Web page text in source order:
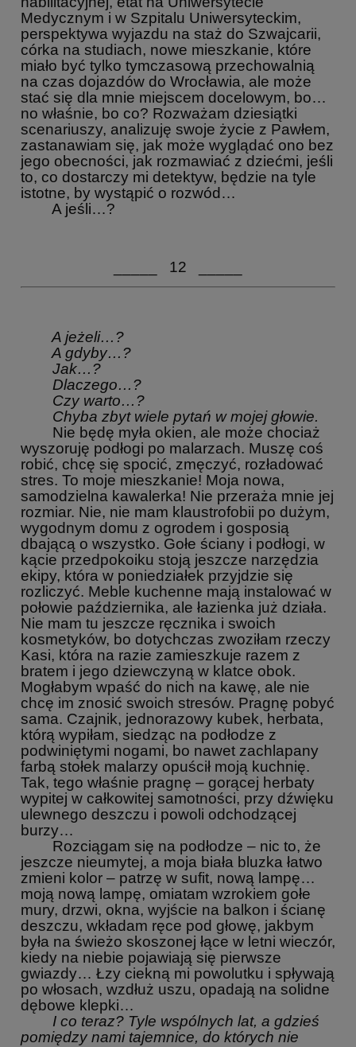
Medycznym i w Szpitalu Uniwersyteckim,
perspektywa wyjazdu na staż do Szwajcarii,
córka na studiach, nowe mieszkanie, które
miało być tylko tymczasową przechowalnią
na czas dojazdów do Wrocławia, ale może
stać się dla mnie miejscem docelowym, bo…
no właśnie, bo co? Rozważam dziesiątki
scenariuszy, analizuję swoje życie z Pawłem,
zastanawiam się, jak może wyglądać ono bez
jego obecności, jak rozmawiać z dziećmi, jeśli
to, co dostarczy mi detektyw, będzie na tyle
istotne, by wystąpić o rozwód…
A jeśli…?
_____ 12 _____
A jeżeli…?
A gdyby…?
Jak…?
Dlaczego…?
Czy warto…?
Chyba zbyt wiele pytań w mojej głowie.
Nie będę myła okien, ale może chociaż
wyszoruję podłogi po malarzach. Muszę coś
robić, chcę się spocić, zmęczyć, rozładować
stres. To moje mieszkanie! Moja nowa,
samodzielna kawalerka! Nie przeraża mnie jej
rozmiar. Nie, nie mam klaustrofobii po dużym,
wygodnym domu z ogrodem i gosposią
dbającą o wszystko. Gołe ściany i podłogi, w
kącie przedpokoiku stoją jeszcze narzędzia
ekipy, która w poniedziałek przyjdzie się
rozliczyć. Meble kuchenne mają instalować w
połowie października, ale łazienka już działa.
Nie mam tu jeszcze ręcznika i swoich
kosmetyków, bo dotychczas zwoziłam rzeczy
Kasi, która na razie zamieszkuje razem z
bratem i jego dziewczyną w klatce obok.
Mogłabym wpaść do nich na kawę, ale nie
chcę im znosić swoich stresów. Pragnę pobyć
sama. Czajnik, jednorazowy kubek, herbata,
którą wypiłam, siedząc na podłodze z
podwiniętymi nogami, bo nawet zachlapany
farbą stołek malarzy opuścił moją kuchnię.
Tak, tego właśnie pragnę – gorącej herbaty
wypitej w całkowitej samotności, przy dźwięku
ulewnego deszczu i powoli odchodzącej
burzy…
Rozciągam się na podłodze – nic to, że
jeszcze nieumytej, a moja biała bluzka łatwo
zmieni kolor – patrzę w sufit, nową lampę…
moją nową lampę, omiatam wzrokiem gołe
mury, drzwi, okna, wyjście na balkon i ścianę
deszczu, wkładam ręce pod głowę, jakbym
była na świeżo skoszonej łące w letni wieczór,
kiedy na niebie pojawiają się pierwsze
gwiazdy… Łzy ciekną mi powolutku i spływają
po włosach, wzdłuż uszu, opadają na solidne
dębowe klepki…
I co teraz? Tyle wspólnych lat, a gdzieś
pomiędzy nami tajemnice, do których nie